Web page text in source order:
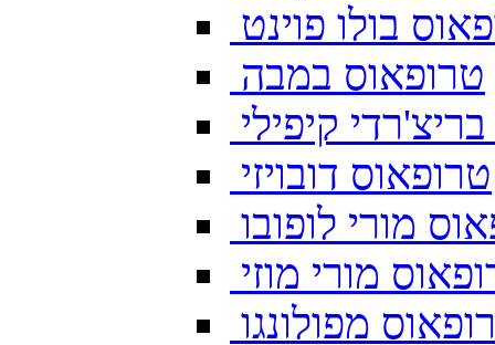
בולו פוינט
טרופאוס במבה
קיפילי
טרופאוס דובויזי
מורי לופובו
מורי מוזי
מפולונגו